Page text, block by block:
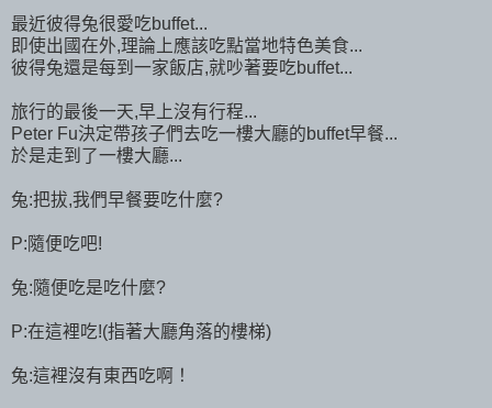
最近彼得兔很愛吃buffet...
即使出國在外,理論上應該吃點當地特色美食...
彼得兔還是每到一家飯店,就吵著要吃buffet...
旅行的最後一天,早上沒有行程...
Peter Fu決定帶孩子們去吃一樓大廳的buffet早餐...
於是走到了一樓大廳...
兔:把拔,我們早餐要吃什麼?
P:隨便吃吧!
兔:隨便吃是吃什麼?
P:在這裡吃!(指著大廳角落的樓梯)
兔:這裡沒有東西吃啊！